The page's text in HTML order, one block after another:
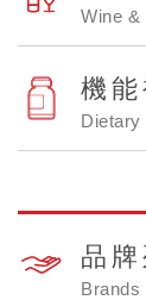
Wine &
機能
Dietary
品
Brands